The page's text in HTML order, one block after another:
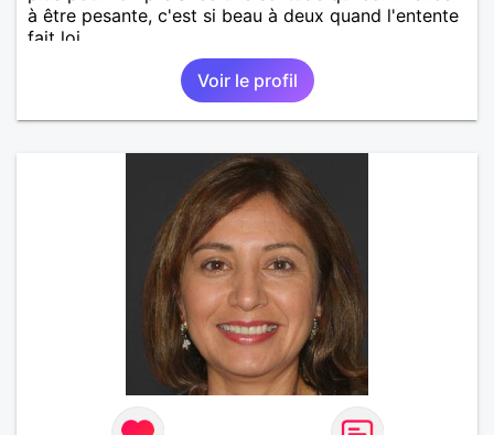
à être pesante, c'est si beau à deux quand l'entente
fait loi.
Voir le profil